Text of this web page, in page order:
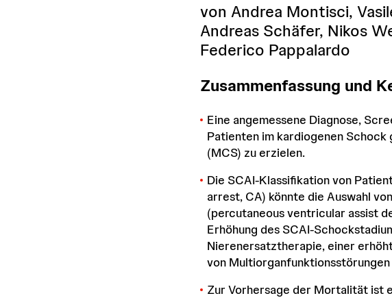
von Andrea Montisci,
Andreas Schäfer, Nikos
Federico Pappalardo
Zusammenfassung und
Eine angemessene Diagnose,
Patienten im kardiogenen
(MCS) zu erzielen.
Die SCAI-Klassifikation von
arrest, CA) könnte die Auswahl
(percutaneous ventricular assist
Erhöhung des SCAI-
Nierenersatztherapie, einer
von
Zur Vorhersage der Mortalität ist